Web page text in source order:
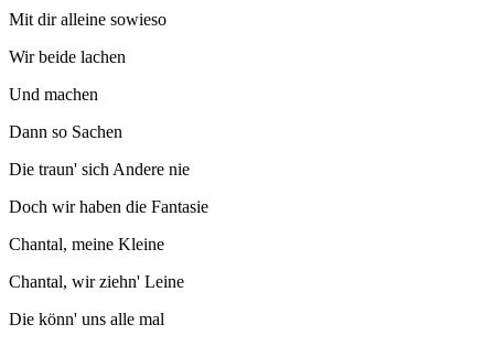
Mit dir alleine sowieso
Wir beide lachen
Und machen
Dann so Sachen
Die traun' sich Andere nie
Doch wir haben die Fantasie
Chantal, meine Kleine
Chantal, wir ziehn' Leine
Die könn' uns alle mal